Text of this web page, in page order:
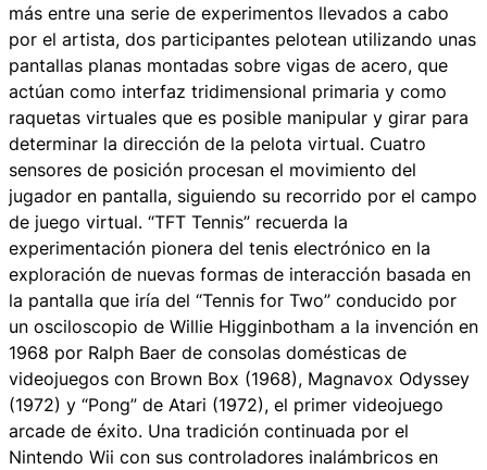
más entre una serie de experimentos llevados a cabo
por el artista, dos participantes pelotean utilizando unas
pantallas planas montadas sobre vigas de acero, que
actúan como interfaz tridimensional primaria y como
raquetas virtuales que es posible manipular y girar para
determinar la dirección de la pelota virtual. Cuatro
sensores de posición procesan el movimiento del
jugador en pantalla, siguiendo su recorrido por el campo
de juego virtual. “TFT Tennis” recuerda la
experimentación pionera del tenis electrónico en la
exploración de nuevas formas de interacción basada en
la pantalla que iría del “Tennis for Two” conducido por
un osciloscopio de Willie Higginbotham a la invención en
1968 por Ralph Baer de consolas domésticas de
videojuegos con Brown Box (1968), Magnavox Odyssey
(1972) y “Pong” de Atari (1972), el primer videojuego
arcade de éxito. Una tradición continuada por el
Nintendo Wii con sus controladores inalámbricos en